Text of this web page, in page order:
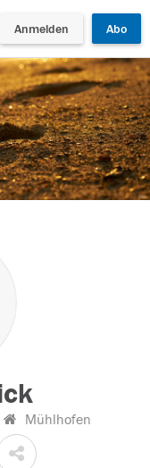
Anmelden Abo
Mühlhofen